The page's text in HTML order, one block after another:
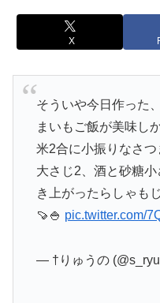
X
そういや今日作った
まいもご飯が美味し
米2合に小振りなさ
大さじ2、酒と砂糖
き上がったらしゃも
🍠🍚 pic.twitter.com/
— †りゅうの